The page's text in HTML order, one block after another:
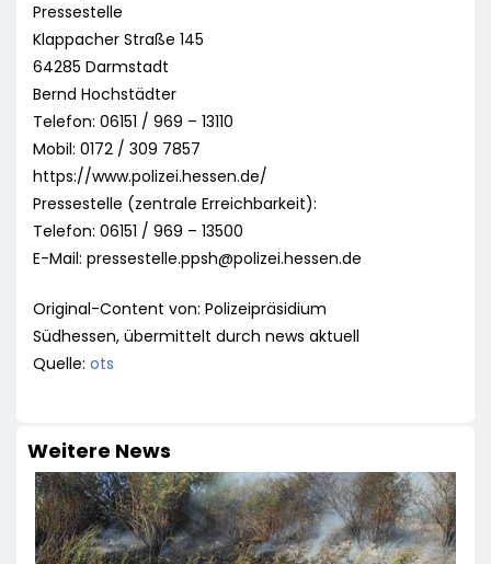
Pressestelle
Klappacher Straße 145
64285 Darmstadt
Bernd Hochstädter
Telefon: 06151 / 969 – 13110
Mobil: 0172 / 309 7857
https://www.polizei.hessen.de/
Pressestelle (zentrale Erreichbarkeit):
Telefon: 06151 / 969 – 13500
E-Mail: pressestelle.ppsh@polizei.hessen.de
Original-Content von: Polizeipräsidium
Südhessen, übermittelt durch news aktuell
Quelle: ots
Weitere News